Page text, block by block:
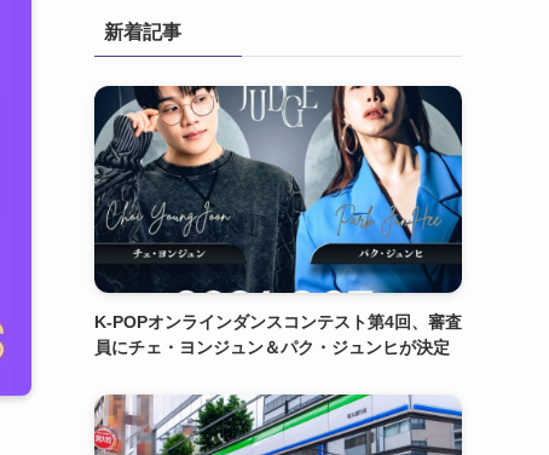
新着記事
K-POPオンラインダンスコンテスト第4回、審査
員にチェ・ヨンジュン＆パク・ジュンヒが決定